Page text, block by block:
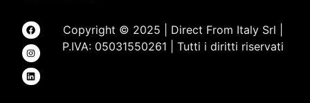
Copyright © 2025 | Direct From Italy Srl |
P.IVA: 05031550261 | Tutti i diritti riservati